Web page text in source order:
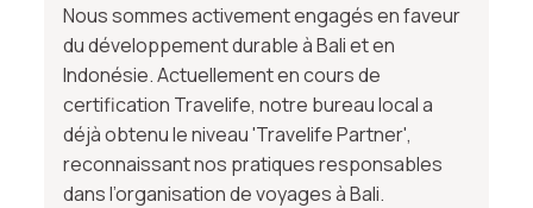
Nous sommes activement engagés en faveur
du développement durable à Bali et en
Indonésie. Actuellement en cours de
certification Travelife, notre bureau local a
déjà obtenu le niveau 'Travelife Partner',
reconnaissant nos pratiques responsables
dans l’organisation de voyages à Bali.